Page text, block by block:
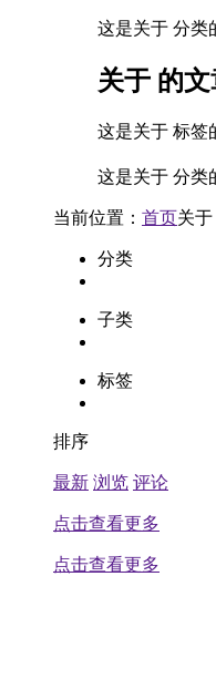
这是关于 分类
关于 的
这是关于 标签
这是关于 分类
当前位置： 首页关于
分类
子类
标签
排序
最新 浏览 评论
点击查看更多
点击查看更多